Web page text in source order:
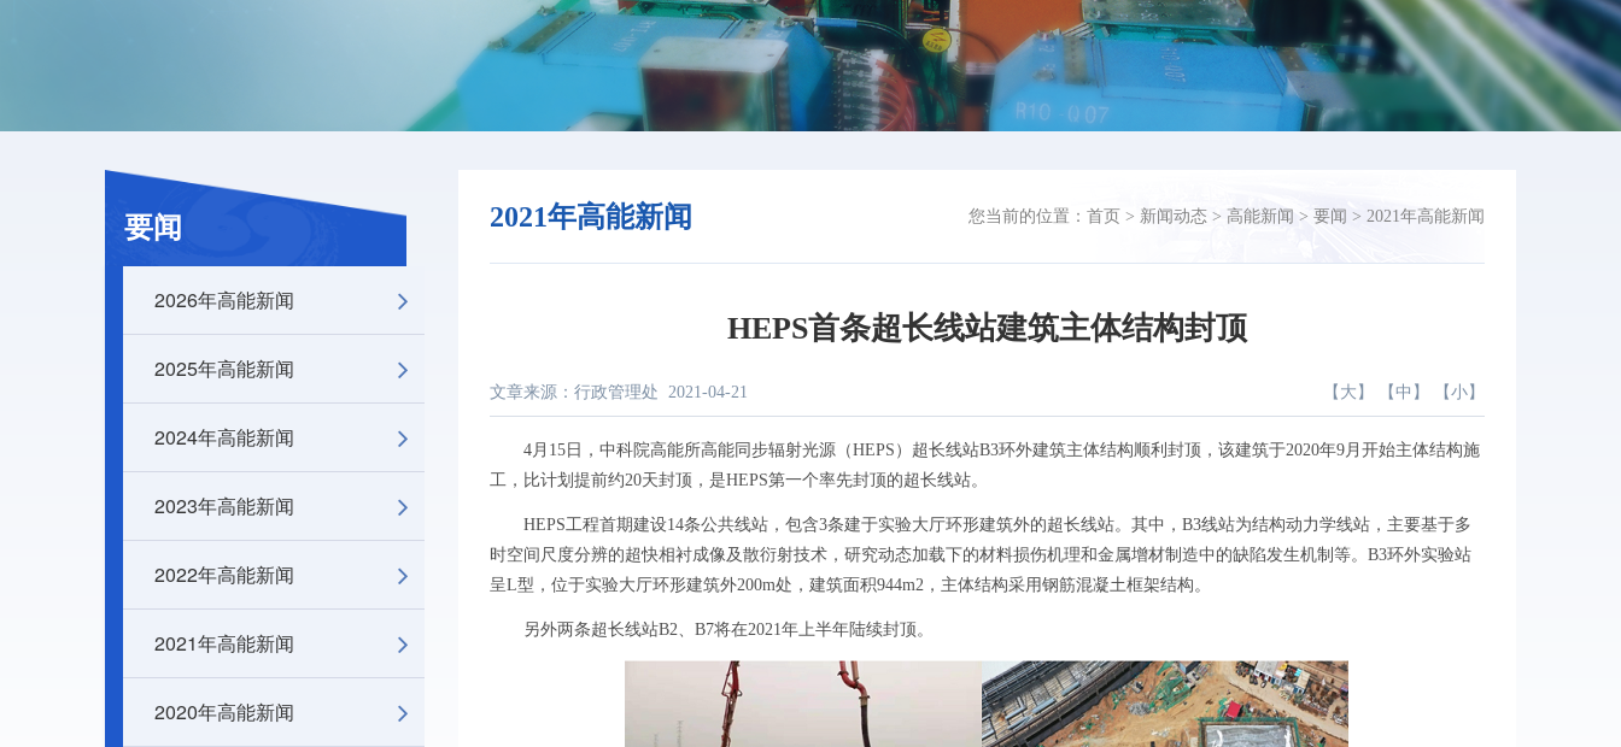
要闻
2026年高能新闻
2025年高能新闻
2024年高能新闻
2023年高能新闻
2022年高能新闻
2021年高能新闻
2020年高能新闻
2021年高能新闻 您当前的位置： 首页 > 新闻动态 > 高能新闻 > 要闻 > 2021年高能新闻
HEPS首条超长线站建筑主体结构封顶
文章来源：行政管理处 2021-04-21 【 大 】 【 中 】 【 小 】
4月15日，中科院高能所高能同步辐射光源（HEPS）超长线站B3环外建筑主体结构顺利封顶，该建筑于2020年9月开始主体结构施
工，比计划提前约20天封顶，是HEPS第一个率先封顶的超长线站。
HEPS工程首期建设14条公共线站，包含3条建于实验大厅环形建筑外的超长线站。其中，B3线站为结构动力学线站，主要基于多
时空间尺度分辨的超快相衬成像及散衍射技术，研究动态加载下的材料损伤机理和金属增材制造中的缺陷发生机制等。B3环外实验站
呈L型，位于实验大厅环形建筑外200m处，建筑面积944m2，主体结构采用钢筋混凝土框架结构。
另外两条超长线站B2、B7将在2021年上半年陆续封顶。